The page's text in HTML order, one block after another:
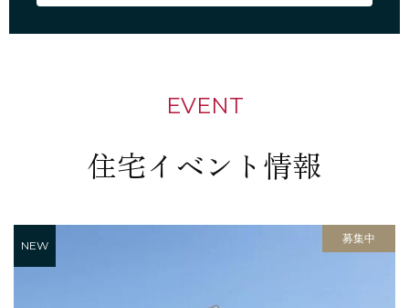
EVENT
住宅イベント情報
NEW
募集中